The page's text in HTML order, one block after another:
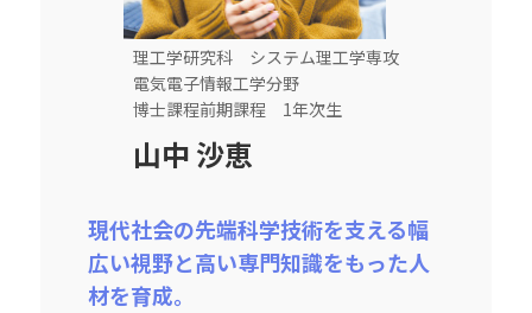
理工学研究科 システム理工学専攻
電気電子情報工学分野
博士課程前期課程 1年次生
山中 沙恵
現代社会の先端科学技術を支える幅
広い視野と高い専門知識をもった人
材を育成。